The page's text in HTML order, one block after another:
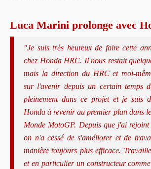
Luca Marini prolonge avec
"Je suis très heureux de faire cette
chez Honda HRC. Il nous restait
mais la direction du HRC et moi-
sur l'avenir depuis un certain temps
pleinement dans ce projet et je suis
Honda à revenir au premier plan dans
Monde MotoGP. Depuis que j'ai rejoint
on n'a cessé de s'améliorer et de
manière toujours plus efficace.
et en particulier un constructeur